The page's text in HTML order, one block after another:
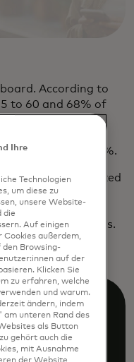
According to
to 60 and 68% of
access to their
loan. Among
shoots up to 84%.
have already linked
loan. And, as
prefer a loan
approval process.
Ihre
Technologien
um diese zu
unsere Website-
die
Auf einigen
außerdem,
den Browsing-
auf der
Klicken Sie
zu erfahren, welche
und warum.
ändern, indem
am unteren Rand des
als Button
gehört auch die
mit Ausnahme
der Website